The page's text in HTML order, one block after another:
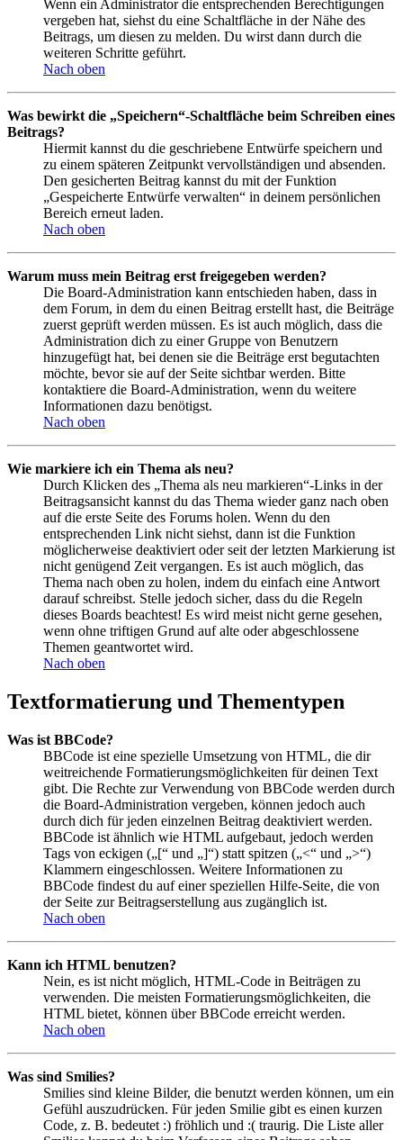
Wenn ein Administrator die entsprechenden Berechtigungen
vergeben hat, siehst du eine Schaltfläche in der Nähe des
Beitrags, um diesen zu melden. Du wirst dann durch die
weiteren Schritte geführt.
Nach oben
Was bewirkt die „Speichern“-Schaltfläche beim Schreiben eines
Beitrags?
Hiermit kannst du die geschriebene Entwürfe speichern und
zu einem späteren Zeitpunkt vervollständigen und absenden.
Den gesicherten Beitrag kannst du mit der Funktion
„Gespeicherte Entwürfe verwalten“ in deinem persönlichen
Bereich erneut laden.
Nach oben
Warum muss mein Beitrag erst freigegeben werden?
Die Board-Administration kann entschieden haben, dass in
dem Forum, in dem du einen Beitrag erstellt hast, die Beiträge
zuerst geprüft werden müssen. Es ist auch möglich, dass die
Administration dich zu einer Gruppe von Benutzern
hinzugefügt hat, bei denen sie die Beiträge erst begutachten
möchte, bevor sie auf der Seite sichtbar werden. Bitte
kontaktiere die Board-Administration, wenn du weitere
Informationen dazu benötigst.
Nach oben
Wie markiere ich ein Thema als neu?
Durch Klicken des „Thema als neu markieren“-Links in der
Beitragsansicht kannst du das Thema wieder ganz nach oben
auf die erste Seite des Forums holen. Wenn du den
entsprechenden Link nicht siehst, dann ist die Funktion
möglicherweise deaktiviert oder seit der letzten Markierung ist
nicht genügend Zeit vergangen. Es ist auch möglich, das
Thema nach oben zu holen, indem du einfach eine Antwort
darauf schreibst. Stelle jedoch sicher, dass du die Regeln
dieses Boards beachtest! Es wird meist nicht gerne gesehen,
wenn ohne triftigen Grund auf alte oder abgeschlossene
Themen geantwortet wird.
Nach oben
Textformatierung und Thementypen
Was ist BBCode?
BBCode ist eine spezielle Umsetzung von HTML, die dir
weitreichende Formatierungsmöglichkeiten für deinen Text
gibt. Die Rechte zur Verwendung von BBCode werden durch
die Board-Administration vergeben, können jedoch auch
durch dich für jeden einzelnen Beitrag deaktiviert werden.
BBCode ist ähnlich wie HTML aufgebaut, jedoch werden
Tags von eckigen („[“ und „]“) statt spitzen („<“ und „>“)
Klammern eingeschlossen. Weitere Informationen zu
BBCode findest du auf einer speziellen Hilfe-Seite, die von
der Seite zur Beitragserstellung aus zugänglich ist.
Nach oben
Kann ich HTML benutzen?
Nein, es ist nicht möglich, HTML-Code in Beiträgen zu
verwenden. Die meisten Formatierungsmöglichkeiten, die
HTML bietet, können über BBCode erreicht werden.
Nach oben
Was sind Smilies?
Smilies sind kleine Bilder, die benutzt werden können, um ein
Gefühl auszudrücken. Für jeden Smilie gibt es einen kurzen
Code, z. B. bedeutet :) fröhlich und :( traurig. Die Liste aller